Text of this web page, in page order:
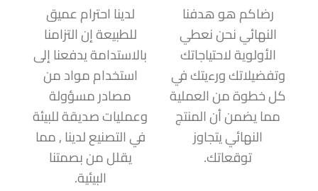
رضاكم هو هدفنا
النهائي نحن نعطي
الأولوية لاحتياجاتك
وتفضيلاتك ورءيتك في
كل خطوة من العملية
مما يضمن أن المنتج
النهائي يتجاوز
توقعاتك.
لدينا احترام عميق
للطبيعة إن التزامنا
بالاستدامة يدفعنا إلى
استخدام مواد من
مصادر مسؤولة
وعمليات صديقة للبيئة
في التصنيع لدينا , مما
يقلل من بصمتنا
البيئية.